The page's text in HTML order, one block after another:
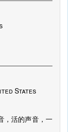
States
，活的声音，一